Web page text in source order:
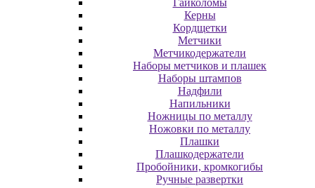
Гайколомы
Керны
Кордщетки
Метчики
Метчикодержатели
Наборы метчиков и плашек
Наборы штампов
Надфили
Напильники
Ножницы по металлу
Ножовки по металлу
Плашки
Плашкодержатели
Пробойники, кромкогибы
Ручные развертки